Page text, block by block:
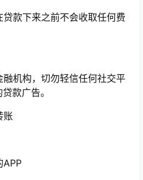
款下来之前不会收取任何费
机构，切勿轻信任何社交平
款广告。
账
APP